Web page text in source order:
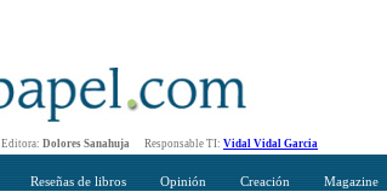
Editora: Dolores Sanahuja Responsable TI: Vidal Vidal Garcia
Reseñas de libros Opinión Creación Magazine